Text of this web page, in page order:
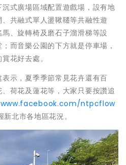
式廣場區域配置遊戲場，設有地
共融式單人盪鞦韆等共融性遊
、旋轉椅及磨石子溜滑梯等設
而音樂公園的下方就是停車場，
花好去處。
示，夏季季節常見花卉還有百
荷花及蓮花等，大家只要按讚追
ntpcflow
北市各地區花況。